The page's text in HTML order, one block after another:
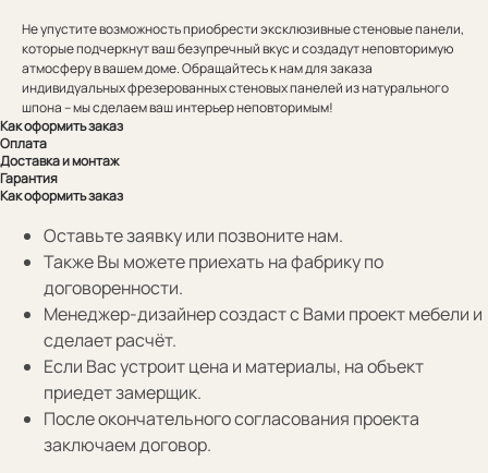
Не упустите возможность приобрести эксклюзивные стеновые панели,
которые подчеркнут ваш безупречный вкус и создадут неповторимую
атмосферу в вашем доме. Обращайтесь к нам для заказа
индивидуальных фрезерованных стеновых панелей из натурального
шпона – мы сделаем ваш интерьер неповторимым!
Как оформить заказ
Оплата
Доставка и монтаж
Гарантия
Как оформить заказ
Оставьте заявку или позвоните нам.
Также Вы можете приехать на фабрику по
договоренности.
Менеджер-дизайнер создаст с Вами проект мебели и
сделает расчёт.
Если Вас устроит цена и материалы, на объект
приедет замерщик.
После окончательного согласования проекта
заключаем договор.